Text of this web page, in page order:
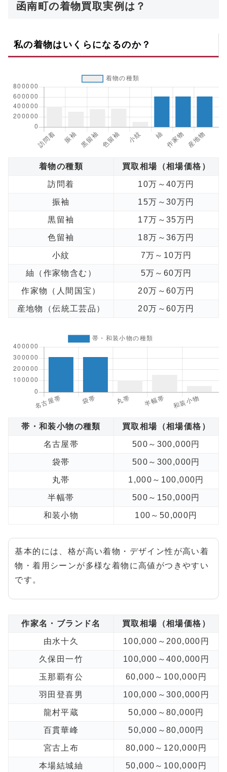
函南町の着物買取実例は？
私の着物はいくらになるのか？
着物の種類 買取相場（相場価格）
訪問着 10万～40万円
振袖 15万～30万円
黒留袖 17万～35万円
色留袖 18万～36万円
小紋 7万～10万円
紬（作家物含む） 5万～60万円
作家物（人間国宝） 20万～60万円
産地物（伝統工芸品） 20万～60万円
帯・和装小物の種類 買取相場（相場価格）
名古屋帯 500～300,000円
袋帯 500～300,000円
丸帯 1,000～100,000円
半幅帯 500～150,000円
和装小物 100～50,000円
基本的には、格が高い着物・デザイン性が高い着
物・着用シーンが多様な着物に高値がつきやすい
です。
作家名・ブランド名 買取相場（相場価格）
由水十久 100,000～200,000円
久保田一竹 100,000～400,000円
玉那覇有公 60,000～100,000円
羽田登喜男 100,000～300,000円
龍村平蔵 50,000～80,000円
百貫華峰 50,000～80,000円
宮古上布 80,000～120,000円
本場結城紬 50,000～100,000円